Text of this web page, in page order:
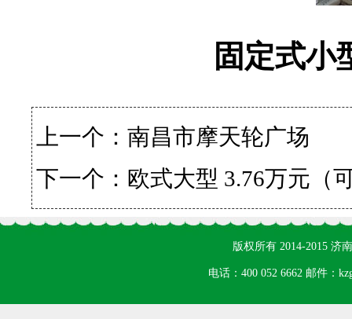
固定式小
上一个： 南昌市摩天轮广场
下一个： 欧式大型 3.76万元（
版权所有 2014-2015 济
电话：400 052 6662 邮件：